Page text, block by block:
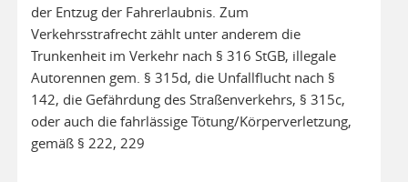
der Entzug der Fahrerlaubnis. Zum
Verkehrsstrafrecht zählt unter anderem die
Trunkenheit im Verkehr nach § 316 StGB, illegale
Autorennen gem. § 315d, die Unfallflucht nach §
142, die Gefährdung des Straßenverkehrs, § 315c,
oder auch die fahrlässige Tötung/Körperverletzung,
gemäß § 222, 229